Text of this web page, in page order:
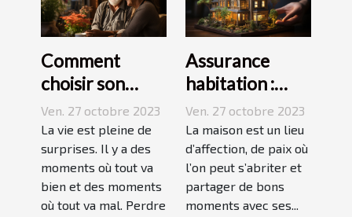
Comment
choisir son
assurance
Dépendance ?
Ven. 27 octobre 2023
La vie est pleine de
surprises. Il y a des
moments où tout va
bien et des moments
où tout va mal. Perdre
Assurance
habitation :
comment ça
marche ?
Ven. 27 octobre 2023
La maison est un lieu
d’affection, de paix où
l’on peut s’abriter et
partager de bons
moments avec ses...